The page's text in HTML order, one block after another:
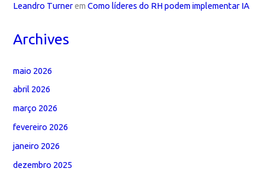
Leandro TurneremComo líderes do RH podem implementar IA
Archives
maio 2026
abril 2026
março 2026
fevereiro 2026
janeiro 2026
dezembro 2025